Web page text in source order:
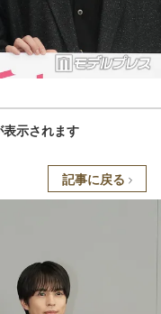
示されます
記事に戻る